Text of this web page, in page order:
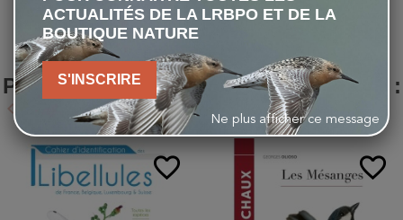
LES CLIENTS QUI ONT ACHETÉ CE
PRODUIT ONT ÉGALEMENT ACHETÉ :
Précédent
keyboard_arrow_left Suivant
favorite_border favorite_border
ACTUALITÉS DE LA LRBPO ET DE LA
BOUTIQUE NATURE
S'INSCRIRE
Ne plus afficher ce message